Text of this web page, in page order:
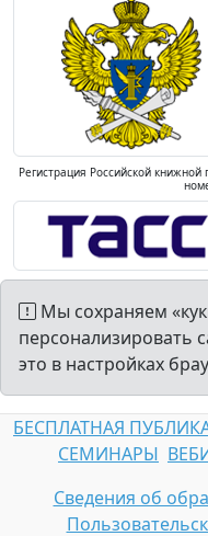
Регистрация Российской
Мы сохраняем
персонализировать
это в настройках
БЕСПЛАТНАЯ
СЕМИНАРЫ
Сведения об